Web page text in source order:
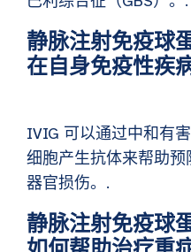
静脉注射免疫球
在自身免疫性疾
IVIG 可以通过中和有
细胞产生抗体来帮助
器官损伤。.
静脉注射免疫球